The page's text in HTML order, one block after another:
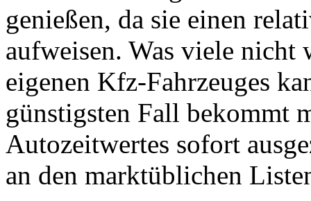
genießen, da sie einen
aufweisen. Was viele nicht
eigenen Kfz-Fahrzeuges
günstigsten Fall bekommt
Autozeitwertes sofort
an den marktüblichen